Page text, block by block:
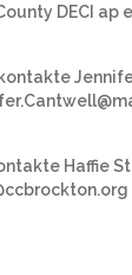
DECI ap
Haffie